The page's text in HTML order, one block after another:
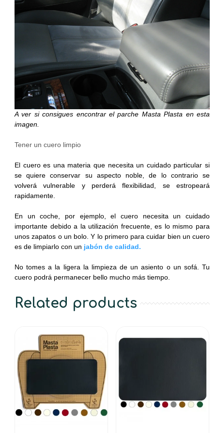
A ver si consigues encontrar el parche Masta Plasta en esta
imagen.
Tener un cuero limpio
El cuero es una materia que necesita un cuidado particular si
se quiere conservar su aspecto noble, de lo contrario se
volverá vulnerable y perderá flexibilidad, se estropeará
rapidamente.
En un coche, por ejemplo, el cuero necesita un cuidado
importante debido a la utilización frecuente, es lo mismo para
unos zapatos o un bolo. Y lo primero para cuidar bien un cuero
es de limpiarlo con un jabón de calidad.
No tomes a la ligera la limpieza de un asiento o un sofá. Tu
cuero podrá permanecer bello mucho más tiempo.
Related products